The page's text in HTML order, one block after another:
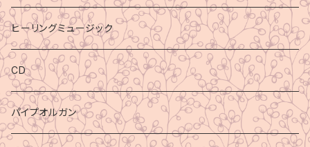
ヒーリングミュージック
CD
パイプオルガン